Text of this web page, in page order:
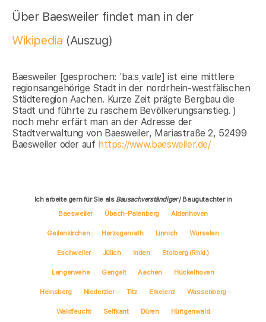
Über Baesweiler findet man in der
Wikipedia (Auszug)
Baesweiler [gesprochen: ˈbaːsˌvaɪlɐ] ist eine mittlere
regionsangehörige Stadt in der nordrhein-westfälischen
Städteregion Aachen. Kurze Zeit prägte Bergbau die
Stadt und führte zu raschem Bevölkerungsanstieg. )
noch mehr erfärt man an der Adresse der
Stadtverwaltung von Baesweiler, Mariastraße 2, 52499
Baesweiler oder auf https://www.baesweiler.de/
Ich arbeite gern für Sie als Bausachverständiger/ Baugutachter in
Baesweiler
Übach-Palenberg Aldenhoven
Geilenkirchen Herzogenrath Linnich Würselen
Eschweiler Jülich Inden Stolberg (Rhld.)
Langerwehe Gangelt Aachen Hückelhoven
Heinsberg Niederzier Titz Erkelenz Wassenberg
Waldfeucht Selfkant Düren Hürtgenwald